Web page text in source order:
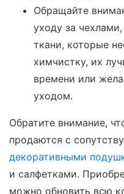
Обращайте
уходу за
ткани, которые
химчистку, их
времени или
уходом.
Обратите внимание,
продаются с
декоративными
и салфетками.
можно обновить всю